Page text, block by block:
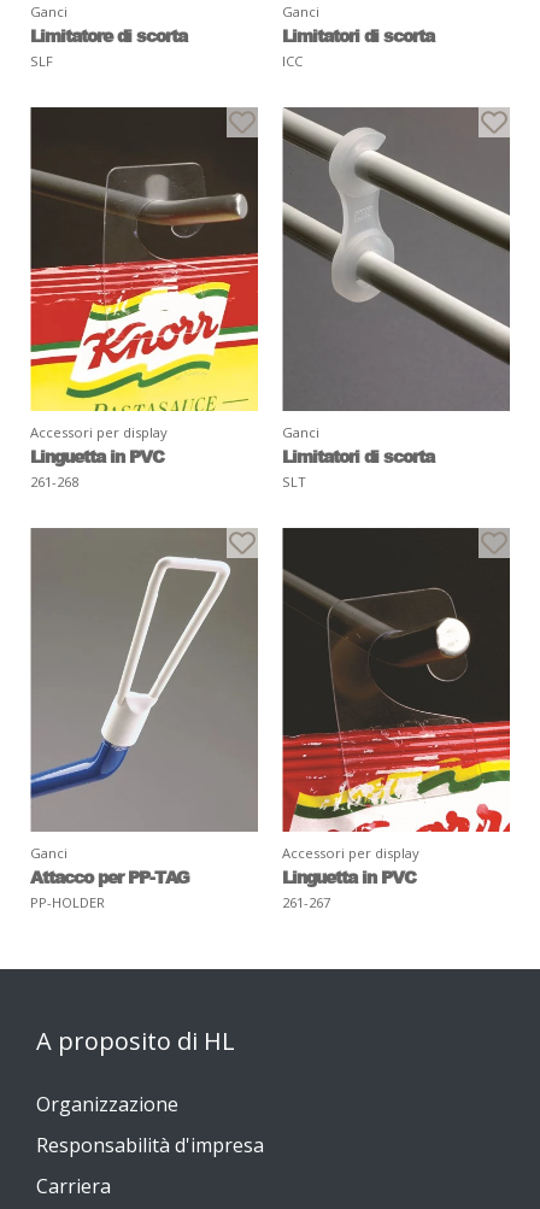
Ganci
Limitatore di scorta
SLF
Ganci
Limitatori di scorta
ICC
Accessori per display
Linguetta in PVC
261-268
Ganci
Limitatori di scorta
SLT
Ganci
Attacco per PP-TAG
PP-HOLDER
Accessori per display
Linguetta in PVC
261-267
A proposito di HL
Organizzazione
Responsabilità d'impresa
Carriera